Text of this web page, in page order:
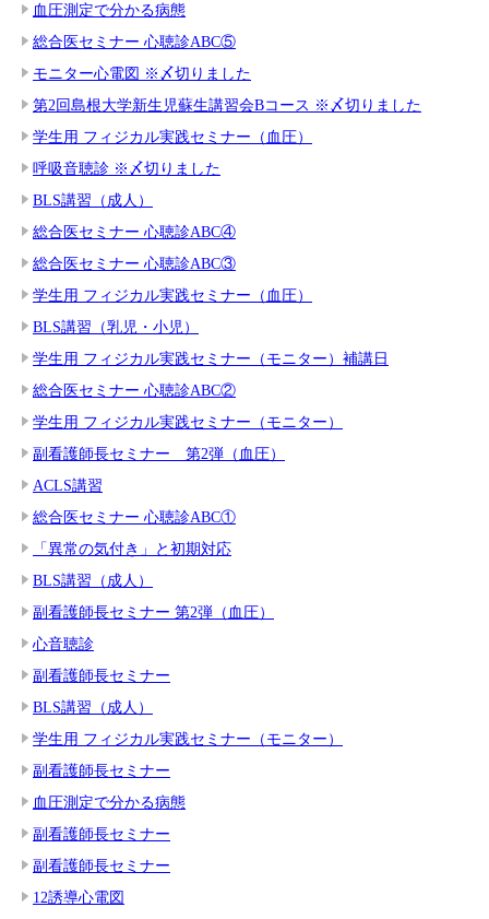
血圧測定で分かる病態
総合医セミナー 心聴診ABC⑤
モニター心電図 ※〆切りました
第2回島根大学新生児蘇生講習会Bコース ※〆切りました
学生用 フィジカル実践セミナー（血圧）
呼吸音聴診 ※〆切りました
BLS講習（成人）
総合医セミナー 心聴診ABC④
総合医セミナー 心聴診ABC③
学生用 フィジカル実践セミナー（血圧）
BLS講習（乳児・小児）
学生用 フィジカル実践セミナー（モニター）補講日
総合医セミナー 心聴診ABC②
学生用 フィジカル実践セミナー（モニター）
副看護師長セミナー 第2弾（血圧）
ACLS講習
総合医セミナー 心聴診ABC①
「異常の気付き」と初期対応
BLS講習（成人）
副看護師長セミナー 第2弾（血圧）
心音聴診
副看護師長セミナー
BLS講習（成人）
学生用 フィジカル実践セミナー（モニター）
副看護師長セミナー
血圧測定で分かる病態
副看護師長セミナー
副看護師長セミナー
12誘導心電図